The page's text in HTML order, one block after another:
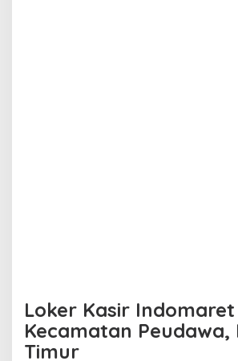
Loker Kasir Indomaret
Kecamatan Peudawa,
Timur